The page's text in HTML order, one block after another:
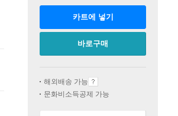
카트에 넣기
바로구매
해외배송 가능
문화비소득공제 가능